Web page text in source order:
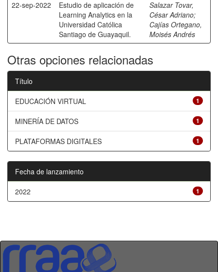
22-sep-2022
Estudio de aplicación de
Learning Analytics en la
Universidad Católica
Santiago de Guayaquil.
Salazar Tovar,
César Adriano;
Cajías Ortegano,
Moisés Andrés
Otras opciones relacionadas
Título
1
EDUCACIÓN VIRTUAL
1
MINERÍA DE DATOS
1
PLATAFORMAS DIGITALES
Fecha de lanzamiento
1
2022